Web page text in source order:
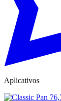
Aplicativos